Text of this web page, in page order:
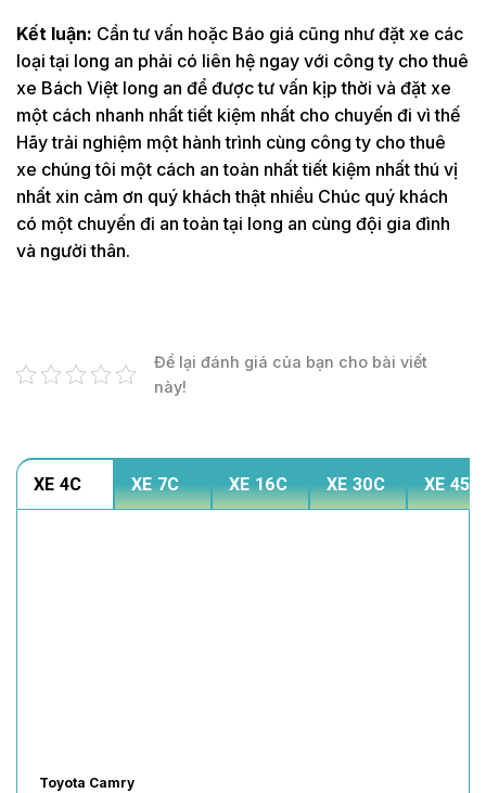
Kết luận: Cần tư vấn hoặc Báo giá cũng như đặt xe các
loại tại long an phải có liên hệ ngay với công ty cho thuê
xe Bách Việt long an để được tư vấn kịp thời và đặt xe
một cách nhanh nhất tiết kiệm nhất cho chuyến đi vì thế
Hãy trải nghiệm một hành trình cùng công ty cho thuê
xe chúng tôi một cách an toàn nhất tiết kiệm nhất thú vị
nhất xin cảm ơn quý khách thật nhiều Chúc quý khách
có một chuyến đi an toàn tại long an cùng đội gia đình
và người thân.
Để lại đánh giá của bạn cho bài viết
này!
XE 4C XE 7C XE 16C XE 30C XE 45C
Toyota Vios